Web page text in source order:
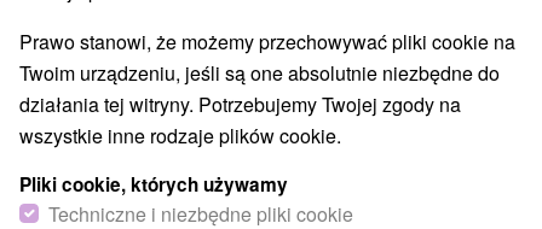
Prawo stanowi, że możemy przechowywać pliki cookie na
Twoim urządzeniu, jeśli są one absolutnie niezbędne do
działania tej witryny. Potrzebujemy Twojej zgody na
wszystkie inne rodzaje plików cookie.
Pliki cookie, których używamy
Techniczne i niezbędne pliki cookie